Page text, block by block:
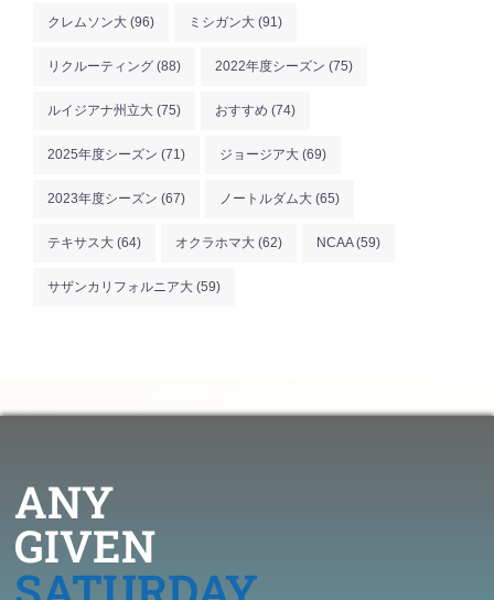
クレムソン大 (96) ミシガン大 (91)
リクルーティング (88) 2022年度シーズン (75)
ルイジアナ州立大 (75) おすすめ (74)
2025年度シーズン (71) ジョージア大 (69)
2023年度シーズン (67) ノートルダム大 (65)
テキサス大 (64) オクラホマ大 (62) NCAA(59)
サザンカリフォルニア大 (59)
ANY
GIVEN